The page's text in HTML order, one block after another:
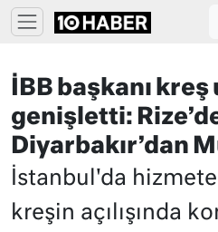
İBB başkanı
genişletti:
Diyarbakır’dan
İstanbul'da
kreşin açılışında